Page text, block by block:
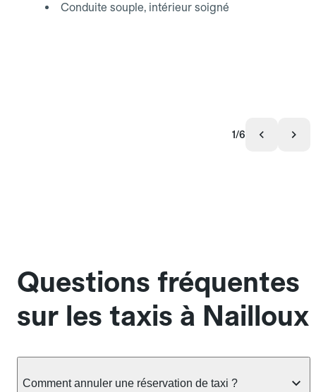
Conduite souple, intérieur soigné
1/6
Questions fréquentes
sur les taxis à Nailloux
Comment annuler une réservation de taxi ?